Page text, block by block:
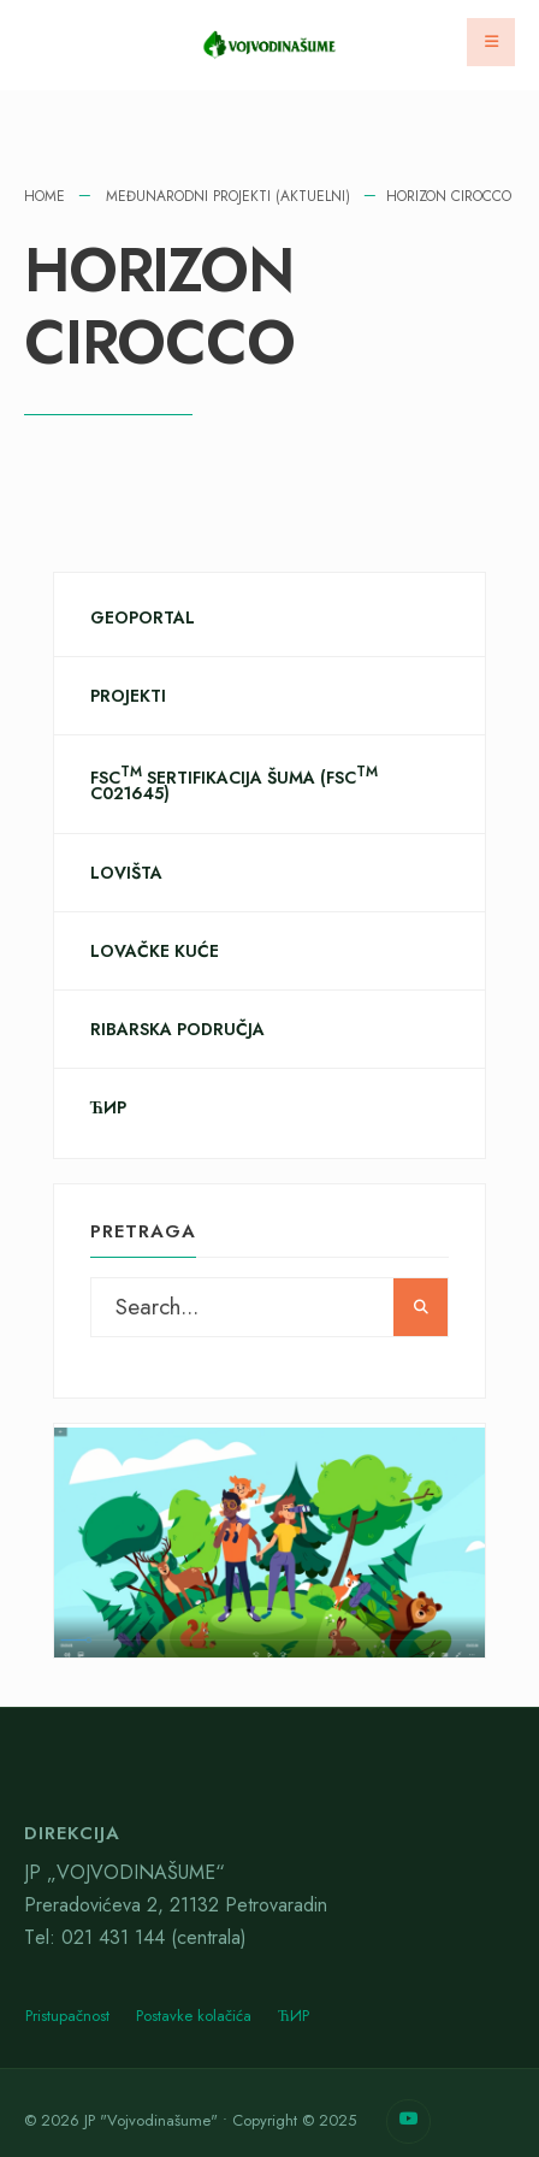
HOME MEĐUNARODNI PROJEKTI (AKTUELNI) HORIZON CIROCCO
HORIZON
CIROCCO
GEOPORTAL
PROJEKTI
FSCTM SERTIFIKACIJA ŠUMA (FSCTM
C021645)
LOVIŠTA
LOVAČKE KUĆE
RIBARSKA PODRUČJA
ЋИР
PRETRAGA
DIREKCIJA
JP „VOJVODINAŠUME“
Preradovićeva 2, 21132 Petrovaradin
Тel: 021 431 144 (centrala)
Pristupačnost Postavke kolačića ЋИР
© 2026 JP "Vojvodinašume" • Copyright © 2025